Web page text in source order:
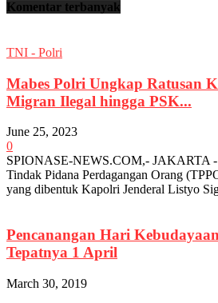
Komentar terbanyak
TNI - Polri
Mabes Polri Ungkap Ratusan
Migran Ilegal hingga PSK...
June 25, 2023
0
SPIONASE-NEWS.COM,- JAKARTA -
Tindak Pidana Perdagangan Orang
yang dibentuk Kapolri Jenderal Listyo
Pencanangan Hari
Tepatnya 1 April
March 30, 2019